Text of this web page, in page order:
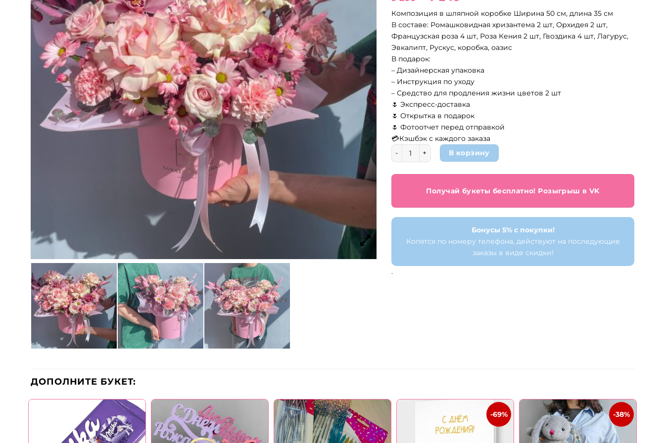
составляла
9
200 ₽.
7
240 ₽.
Композиция в шляпной коробке Ширина 50 см, длина 35 см
В составе: Ромашковидная хризантема 2 шт, Орхидея 2 шт,
Французская роза 4 шт, Роза Кения 2 шт, Гвоздика 4 шт, Лагурус,
Эвкалипт, Рускус, коробка, оазис
В подарок:
– Дизайнерская упаковка
– Инструкция по уходу
– Средство для продления жизни цветов 2 шт
🌷 Экспресс-доставка
🌷 Открытка в подарок
🌷 Фотоотчет перед отправкой
💳Кэшбэк с каждого заказа
Количество товара Композиция в шляпной коробке с французскими
В корзину
Получай букеты бесплатно! Розыгрыш в VK
Бонусы 5% с покупки!
Копятся по номеру телефона, действуют на последующие
заказы в виде скидки!
.
ДОПОЛНИТЕ БУКЕТ:
-69% -38%